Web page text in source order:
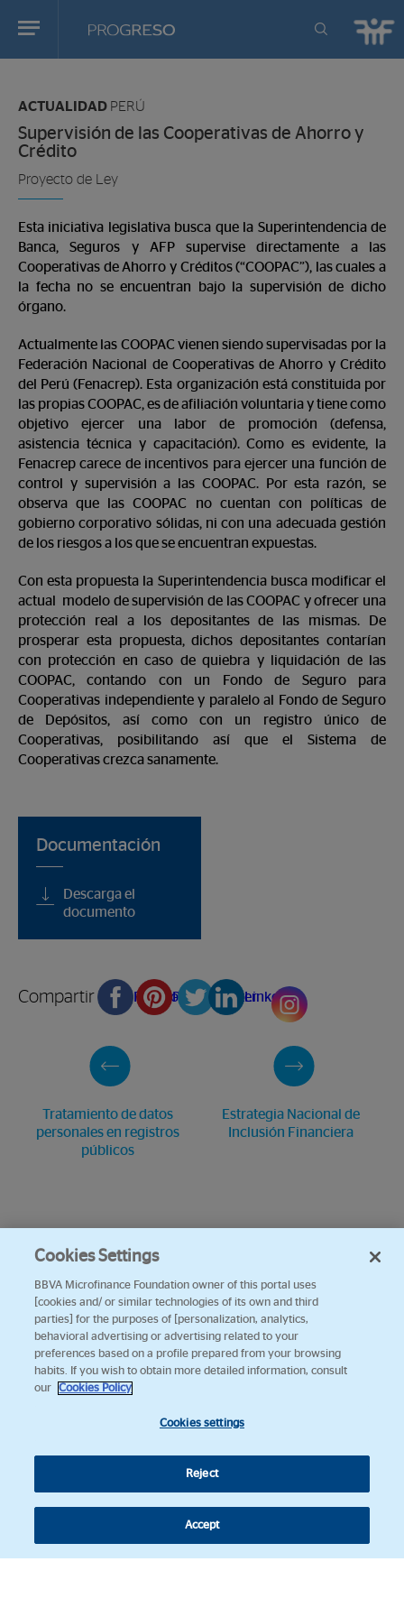
Progreso
Revista
actualidd
en:
ACTUALIDAD PERÚ
Supervisión de las Cooperativas de Ahorro y
Crédito
Proyecto de Ley
Esta iniciativa legislativa busca que la Superintendencia de
Banca, Seguros y AFP supervise directamente a las
Cooperativas de Ahorro y Créditos (“COOPAC”), las cuales a
la fecha no se encuentran bajo la supervisión de dicho
órgano.
Actualmente las COOPAC vienen siendo supervisadas por la
Federación Nacional de Cooperativas de Ahorro y Crédito
del Perú (Fenacrep). Esta organización está constituida por
las propias COOPAC, es de afiliación voluntaria y tiene como
objetivo ejercer una labor de promoción (defensa,
asistencia técnica y capacitación). Como es evidente, la
Fenacrep carece de incentivos para ejercer una función de
control y supervisión a las COOPAC. Por esta razón, se
observa que las COOPAC no cuentan con políticas de
gobierno corporativo sólidas, ni con una adecuada gestión
de los riesgos a los que se encuentran expuestas.
Con esta propuesta la Superintendencia busca modificar el
actual modelo de supervisión de las COOPAC y ofrecer una
protección real a los depositantes de las mismas. De
prosperar esta propuesta, dichos depositantes contarían
con protección en caso de quiebra y liquidación de las
COOPAC, contando con un Fondo de Seguro para
Cooperativas independiente y paralelo al Fondo de Seguro
de Depósitos, así como con un registro único de
Cooperativas, posibilitando así que el Sistema de
Cooperativas crezca sanamente.
Documentación
Descarga el
documento
Compartir en FacebookPinterestTwitterLinkedin
Tratamiento de datos
personales en registros
públicos
Estrategia Nacional de
Inclusión Financiera
Cookies Settings
BBVA Microfinance Foundation owner of this portal uses
[cookies and/ or similar technologies of its own and third
parties] for the purposes of [personalization, analytics,
behavioral advertising or advertising related to your
preferences based on a profile prepared from your browsing
habits. If you wish to obtain more detailed information, consult
our
Cookies Policy
Cookies settings
Reject
Accept